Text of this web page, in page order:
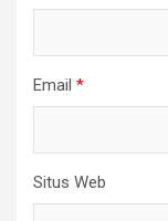
Email *
Situs Web